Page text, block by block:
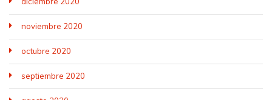
noviembre 2020
octubre 2020
septiembre 2020